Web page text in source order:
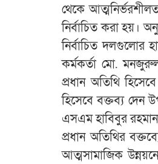
থেকে
নির্বাচিত করা হয়।
নির্বাচিত দলগুলোর
কর্মকর্তা মো.
প্রধান অতিথি
হিসেবে বক্তব্য দেন
এসএম হাবিবুর
প্রধান অতিথির
আত্মসামাজিক